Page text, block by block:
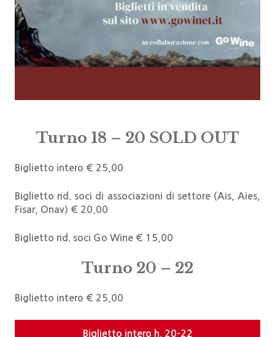
Turno 18 – 20 SOLD OUT
Biglietto intero € 25,00
Biglietto rid. soci di associazioni di settore (Ais, Aies,
Fisar, Onav) € 20,00
Biglietto rid. soci Go Wine € 15,00
Turno 20 – 22
Biglietto intero € 25,00
Biglietto intero h. 20-22